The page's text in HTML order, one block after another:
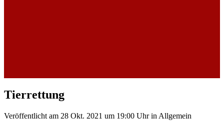
Tierrettung
Veröffentlicht am 28 Okt. 2021 um 19:00 Uhrin Allgemein